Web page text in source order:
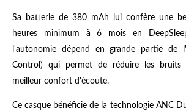
Sa batterie de 380 mAh lui confère une
heures minimum à 6 mois en
l'autonomie dépend en grande partie de
Control) qui permet de réduire les bruits
meilleur confort d'écoute.
Ce casque bénéficie de la technologie ANC